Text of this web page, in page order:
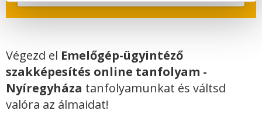
Végezd el Emelőgép-ügyintéző
szakképesítés online tanfolyam -
Nyíregyháza tanfolyamunkat és váltsd
valóra az álmaidat!